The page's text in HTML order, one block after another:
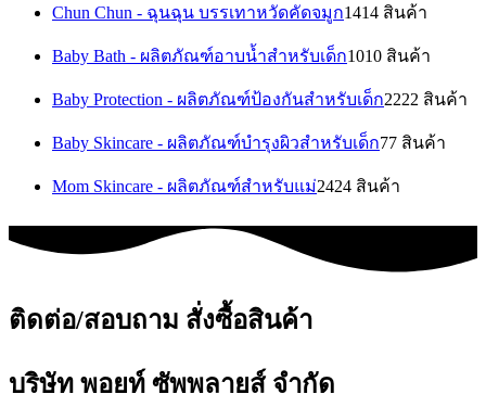
Chun Chun - ฉุนฉุน บรรเทาหวัดคัดจมูก1414 สินค้า
Baby Bath - ผลิตภัณฑ์อาบน้ำสำหรับเด็ก1010 สินค้า
Baby Protection - ผลิตภัณฑ์ป้องกันสำหรับเด็ก2222 สินค้า
Baby Skincare - ผลิตภัณฑ์บำรุงผิวสำหรับเด็ก77 สินค้า
Mom Skincare - ผลิตภัณฑ์สำหรับแม่2424 สินค้า
ติดต่อ/สอบถาม สั่งซื้อสินค้า
บริษัท พอยท์ ซัพพลายส์ จำกัด